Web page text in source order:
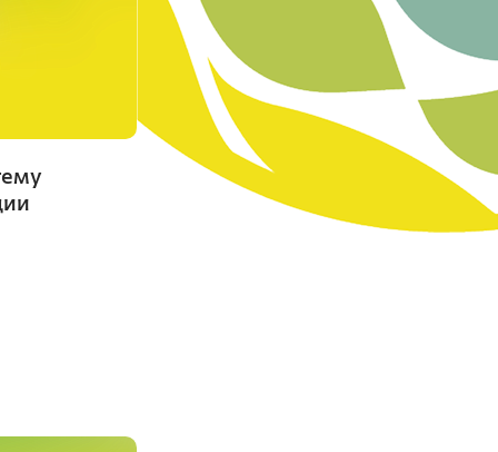
Красноярский ГАУ
Правовых и социально-экономических
Центр подготовки специалистов
среднего звена